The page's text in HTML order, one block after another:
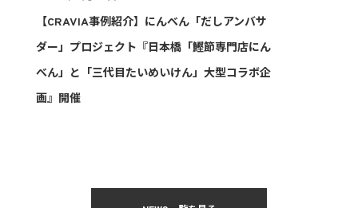
【CRAVIA事例紹介】にんべん「だしアンバサ
ダー」プロジェクト『日本橋「鰹節専門店にん
べん」と「三代目たいめいけん」大型コラボ企
画』開催